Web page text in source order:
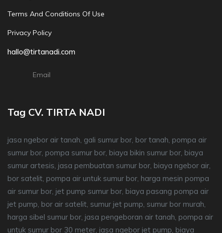
Terms And Conditions Of Use
Privacy Policy
hallo@tirtanadi.com
Email
Tag CV. TIRTA NADI
jasa ngebor air tanah, gali sumur bor, bor tanah, pompa air
sumur bor, pompa sumur bor, biaya bikin sumur bor, biaya
sumur artesis, jasa pembuatan sumur bor, biaya ngebor air,
bor satelit, pompa air untuk sumur bor, harga mesin pompa
air sumur bor, jet pump sumur bor, biaya pasang pompa air
jet pump, bor air satelit, sumur jet pump, sumur bor murah,
harga sibel sumur bor, jasa pengeboran air tanah, pompa air
untuk sumur bor 30 meter, jasa ngebor jet pump, biaya